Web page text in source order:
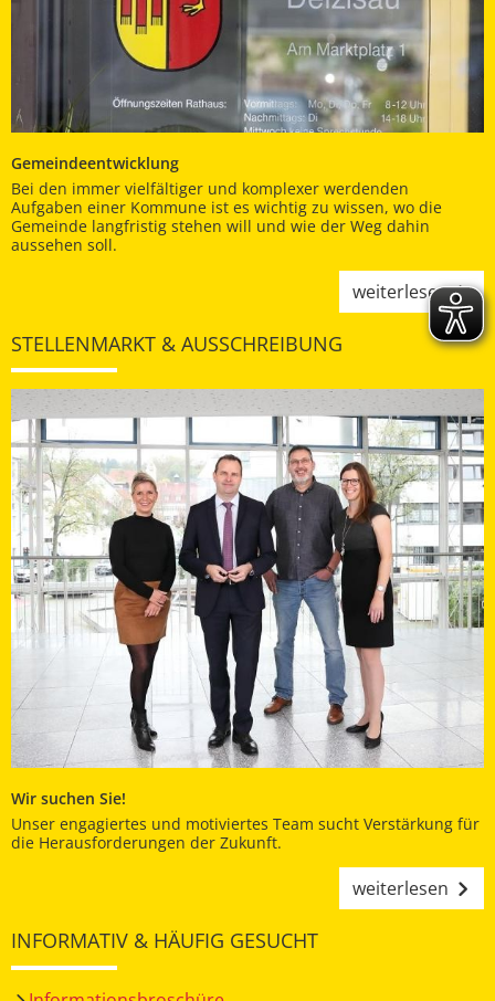
Gemeindeentwicklung
Bei den immer vielfältiger und komplexer werdenden
Aufgaben einer Kommune ist es wichtig zu wissen, wo die
Gemeinde langfristig stehen will und wie der Weg dahin
aussehen soll.
weiterlesen
STELLENMARKT & AUSSCHREIBUNG
Wir suchen Sie!
Unser engagiertes und motiviertes Team sucht Verstärkung für
die Herausforderungen der Zukunft.
weiterlesen
INFORMATIV & HÄUFIG GESUCHT